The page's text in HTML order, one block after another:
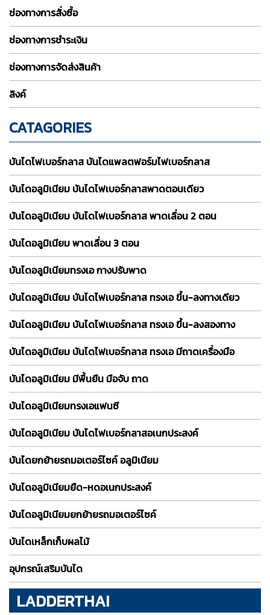
ช่องทางการสั่งซื้อ
ช่องทางการชำระเงิน
ช่องทางการจัดส่งสินค้า
ลิงค์
CATAGORIES
บันไดไฟเบอร์กลาส บันไดแพลตฟอร์มไฟเบอร์กลาส
บันไดอลูมิเนียม บันไดไฟเบอร์กลาสพาดตอนเดียว
บันไดอลูมิเนียม บันไดไฟเบอร์กลาส พาดเลื่อน 2 ตอน
บันไดอลูมิเนียม พาดเลื่อน 3 ตอน
บันไดอลูมิเนียมทรงเอ กางปรับพาด
บันไดอลูมิเนียม บันไดไฟเบอร์กลาส ทรงเอ ขึ้น-ลงทางเดียว
บันไดอลูมิเนียม บันไดไฟเบอร์กลาส ทรงเอ ขึ้น-ลงสองทาง
บันไดอลูมิเนียม บันไดไฟเบอร์กลาส ทรงเอ มีถาดเครื่องมือ
บันไดอลูมิเนียม มีพื้นยืน มือจับ ถาด
บันไดอลูมิเนียมทรงเอแฟนซี
บันไดอลูมิเนียม บันไดไฟเบอร์กลาสอเนกประสงค์
บันไดยกย้ายรถมอเตอร์ไซค์ อลูมิเนียม
บันไดอลูมิเนียมยืด-หดอเนกประสงค์
บันไดอลูมิเนียมยกย้ายรถมอเตอร์ไซค์
บันไดเหล็กเก็บผลไม้
อุปกรณ์เสริมบันได
LADDERTHAI